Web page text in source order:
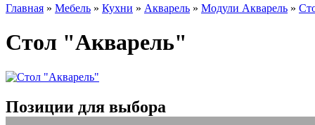
Главная » Мебель » Кухни » Акварель » Модули Акварель »
Стол "Акварель"
Позиции для выбора